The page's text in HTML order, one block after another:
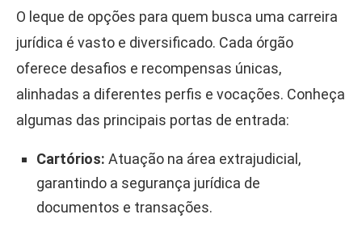
O leque de opções para quem busca uma carreira
jurídica é vasto e diversificado. Cada órgão
oferece desafios e recompensas únicas,
alinhadas a diferentes perfis e vocações. Conheça
algumas das principais portas de entrada:
Cartórios: Atuação na área extrajudicial,
garantindo a segurança jurídica de
documentos e transações.